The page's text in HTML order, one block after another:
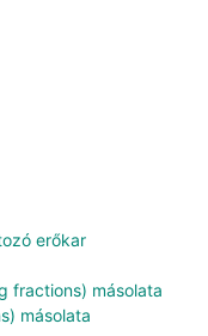
erőkar
fractions) másolata
másolata